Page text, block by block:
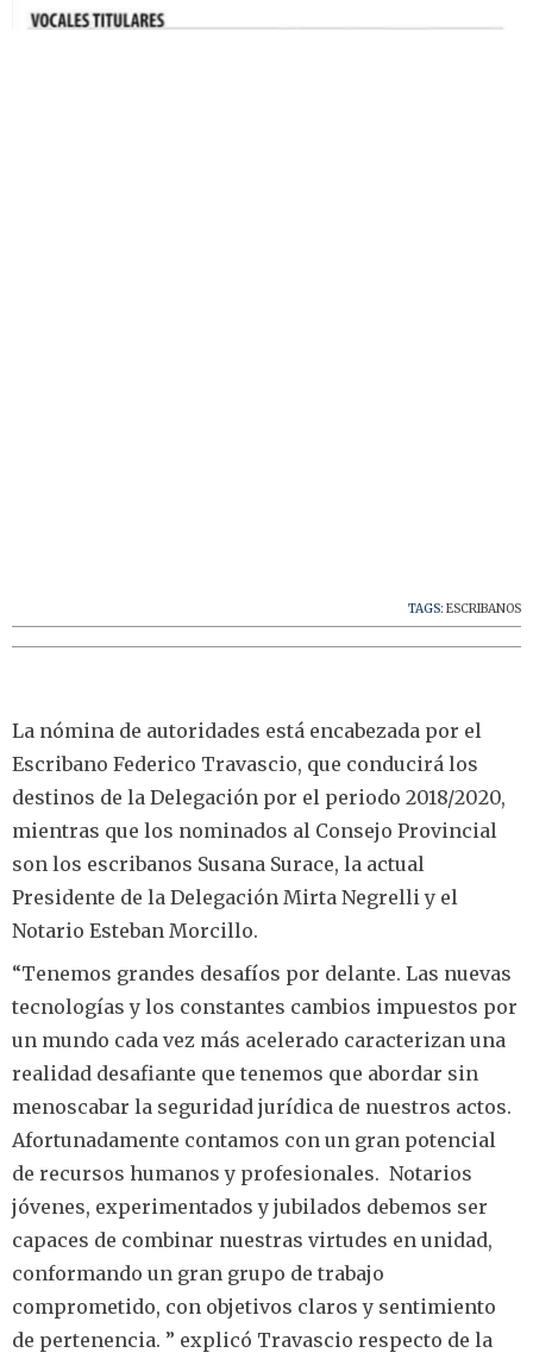
TAGS: ESCRIBANOS
La nómina de autoridades está encabezada por el
Escribano Federico Travascio, que conducirá los
destinos de la Delegación por el periodo 2018/2020,
mientras que los nominados al Consejo Provincial
son los escribanos Susana Surace, la actual
Presidente de la Delegación Mirta Negrelli y el
Notario Esteban Morcillo.
“Tenemos grandes desafíos por delante. Las nuevas
tecnologías y los constantes cambios impuestos por
un mundo cada vez más acelerado caracterizan una
realidad desafiante que tenemos que abordar sin
menoscabar la seguridad jurídica de nuestros actos.
Afortunadamente contamos con un gran potencial
de recursos humanos y profesionales. Notarios
jóvenes, experimentados y jubilados debemos ser
capaces de combinar nuestras virtudes en unidad,
conformando un gran grupo de trabajo
comprometido, con objetivos claros y sentimiento
de pertenencia. ” explicó Travascio respecto de la